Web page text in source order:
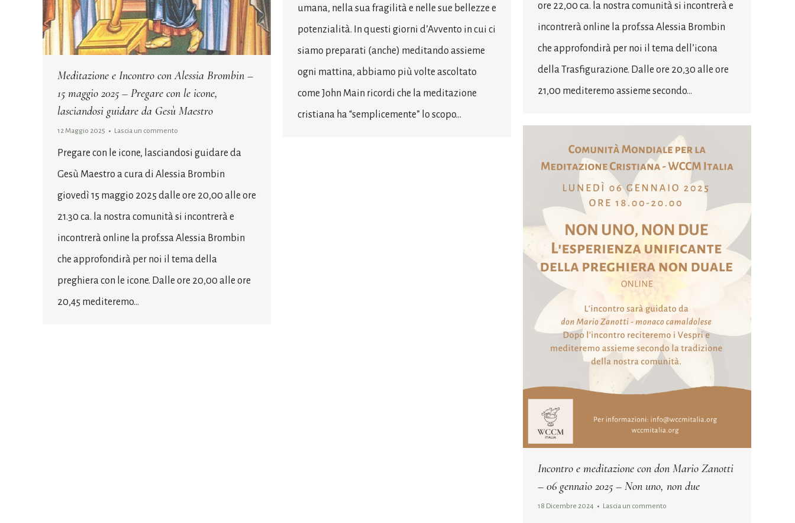
ore 22,00 ca. la nostra comunità si incontrerà e
incontrerà online la prof.ssa Alessia Brombin
che approfondirà per noi il tema dell’icona
della Trasfigurazione. Dalle ore 20,30 alle ore
21,00 mediteremo assieme secondo…
Meditazione e Incontro con Alessia Brombin –
15 maggio 2025 – Pregare con le icone,
lasciandosi guidare da Gesù Maestro
12 Maggio 2025 Lascia un commento
Pregare con le icone, lasciandosi guidare da
Gesù Maestro a cura di Alessia Brombin
giovedì 15 maggio 2025 dalle ore 20,00 alle ore
21.30 ca. la nostra comunità si incontrerà e
incontrerà online la prof.ssa Alessia Brombin
che approfondirà per noi il tema della
preghiera con le icone. Dalle ore 20,00 alle ore
20,45 mediteremo…
umana, nella sua fragilità e nelle sue bellezze e
potenzialità. In questi giorni d’Avvento in cui ci
siamo preparati (anche) meditando assieme
ogni mattina, abbiamo più volte ascoltato
come John Main ricordi che la meditazione
cristiana ha “semplicemente” lo scopo…
Incontro e meditazione con don Mario Zanotti
– 06 gennaio 2025 – Non uno, non due
18 Dicembre 2024 Lascia un commento